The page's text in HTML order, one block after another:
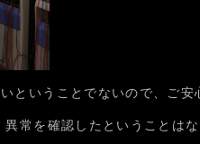
ということでないので、ご安
常を確認したということは